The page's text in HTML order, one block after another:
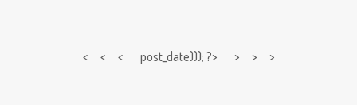
< < < post_date))); ?> > > >